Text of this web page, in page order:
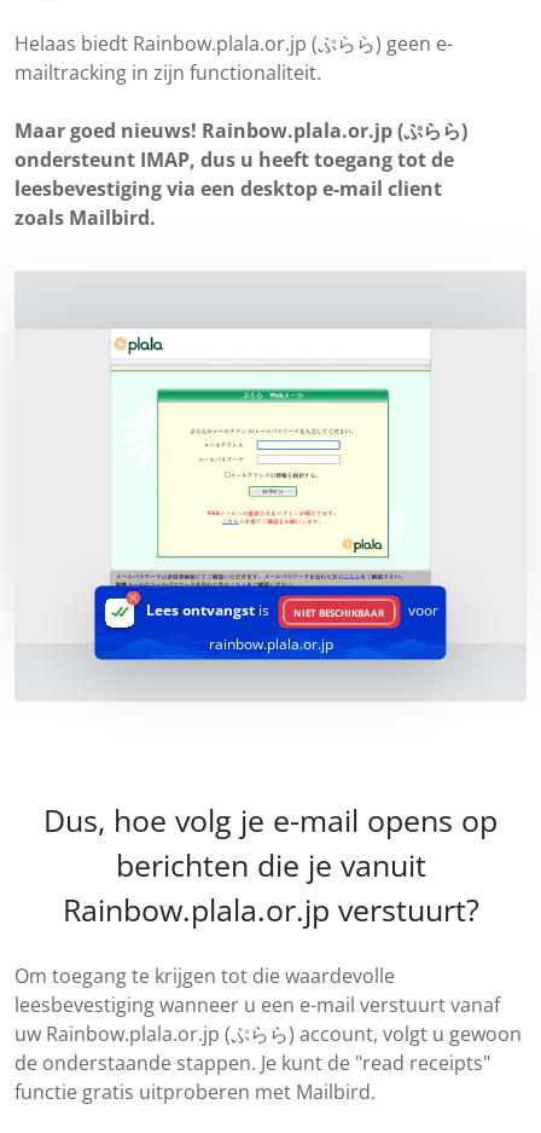
Helaas biedt Rainbow.plala.or.jp (ぷらら) geen e-
mailtracking in zijn functionaliteit.
Maar goed nieuws! Rainbow.plala.or.jp (ぷらら)
ondersteunt IMAP, dus u heeft toegang tot de
leesbevestiging via een desktop e-mail client
zoals Mailbird.
Lees ontvangst is NIET BESCHIKBAAR
voor
rainbow.plala.or.jp
Dus, hoe volg je e-mail opens op
berichten die je vanuit
Rainbow.plala.or.jp verstuurt?
Om toegang te krijgen tot die waardevolle
leesbevestiging wanneer u een e-mail verstuurt vanaf
uw Rainbow.plala.or.jp (ぷらら) account, volgt u gewoon
de onderstaande stappen. Je kunt de "read receipts"
functie gratis uitproberen met Mailbird.